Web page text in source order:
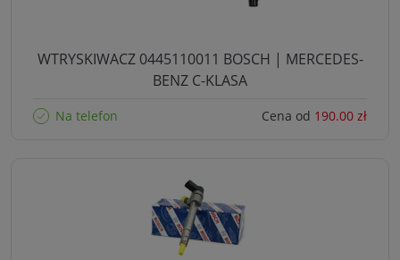
WTRYSKIWACZ 0445110011 BOSCH | MERCEDES-
BENZ C-KLASA
Na telefon Cena od 190.00 zł